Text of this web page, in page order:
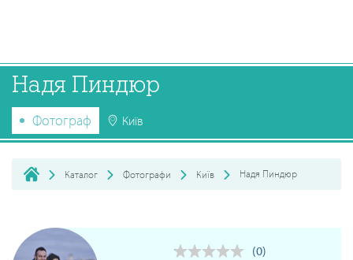
Надя Пиндюр
Фотограф Київ
Каталог Фотографи Київ Надя Пиндюр
(0)